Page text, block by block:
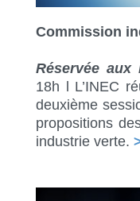
Commission
Réservée aux
18h l L’INEC
deuxième
propositions
industrie verte.